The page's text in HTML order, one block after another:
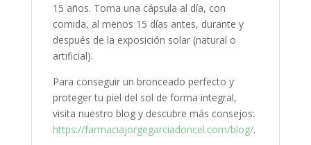
15 años. Toma una cápsula al día, con
comida, al menos 15 días antes, durante y
después de la exposición solar (natural o
artificial).
Para conseguir un bronceado perfecto y
proteger tu piel del sol de forma integral,
visita nuestro blog y descubre más consejos:
https://farmaciajorgegarciadoncel.com/blog/.